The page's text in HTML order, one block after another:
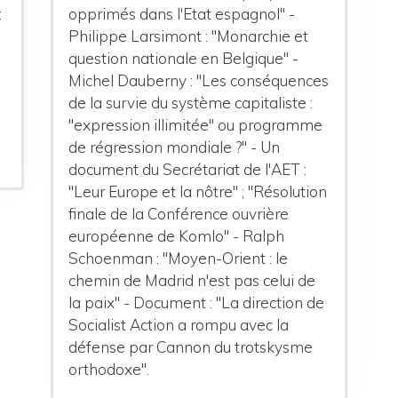
opprimés dans l'Etat espagnol" -
Philippe Larsimont : "Monarchie et
question nationale en Belgique" -
Michel Dauberny : "Les conséquences
de la survie du système capitaliste :
"expression illimitée" ou programme
de régression mondiale ?" - Un
document du Secrétariat de l'AET :
"Leur Europe et la nôtre" ; "Résolution
finale de la Conférence ouvrière
européenne de Komlo" - Ralph
Schoenman : "Moyen-Orient : le
chemin de Madrid n'est pas celui de
la paix" - Document : "La direction de
Socialist Action a rompu avec la
défense par Cannon du trotskysme
orthodoxe".